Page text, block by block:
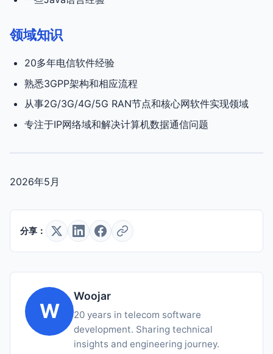
领域知识
20多年电信软件经验
熟悉3GPP架构和相应流程
从事2G/3G/4G/5G RAN节点和核心网软件实现领域
专注于IP网络域和解决计算机数据通信问题
2026年5月
分享：
W
Woojar
20 years in telecom software
development. Sharing technical
insights and engineering journey.